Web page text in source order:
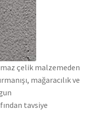
çelik malzemeden
mağaracılık ve
tavsiye